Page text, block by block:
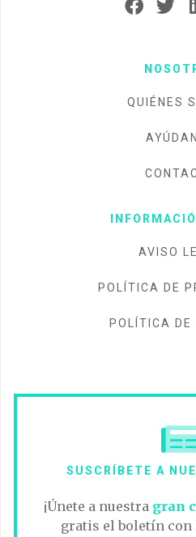
QUIÉNES
AVISO
POLÍTICA DE
POLÍTICA DE
SUSCRÍBETE A
¡Únete a nuestra gran
gratis el boletín con